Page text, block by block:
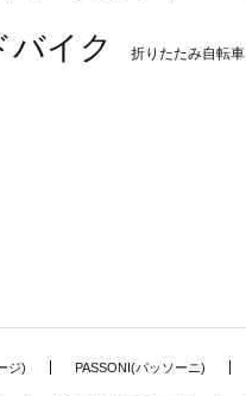
バイク 折りたたみ自転車
ジ) PASSONI(パッソーニ)